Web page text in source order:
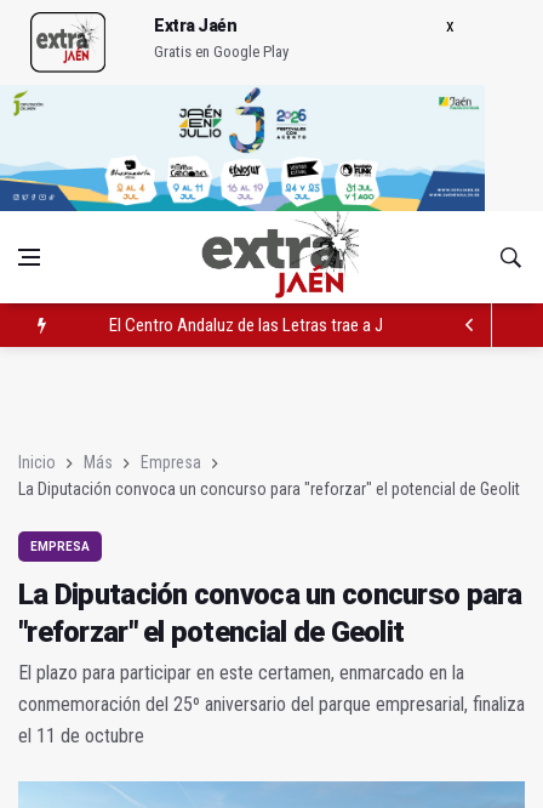
Extra Jaén
Gratis en Google Play
El Centro Andaluz de las Letras trae a Jaén al filósofo Omar
Inicio Más
Empresa
La Diputación convoca un concurso para "reforzar" el potencial de Geolit
EMPRESA
La Diputación convoca un concurso para
"reforzar" el potencial de Geolit
El plazo para participar en este certamen, enmarcado en la
conmemoración del 25º aniversario del parque empresarial, finaliza
el 11 de octubre